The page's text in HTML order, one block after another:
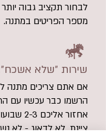
לבחור תקציב גבוה
מספר הפריטים במתנה.
:שירות ״שלא אשכח״
אם אתם צריכים מתנה
הרשמו כבר עכשיו עם
אחזור
ציינת. לא לדאוג - לא